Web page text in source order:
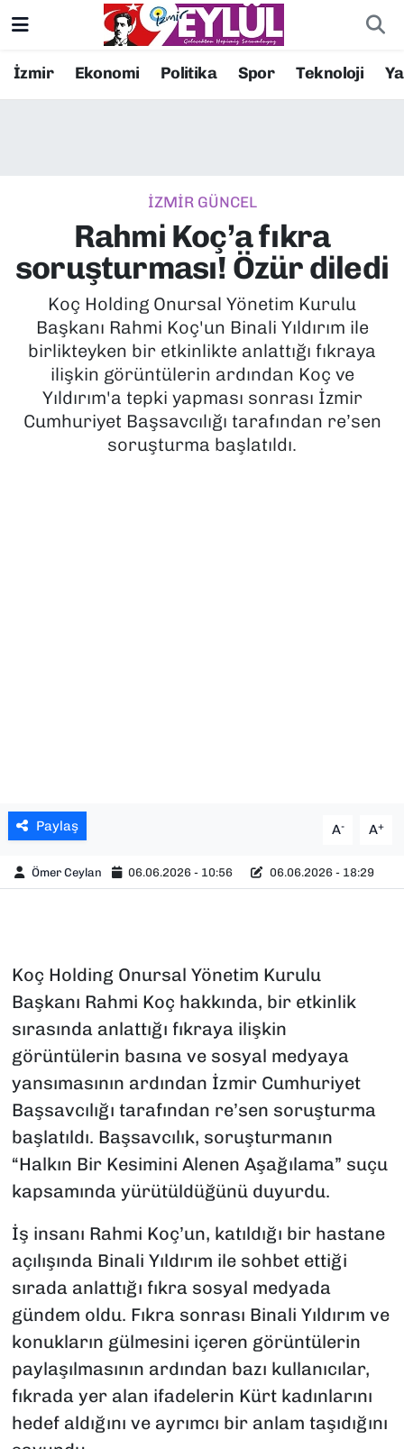
İzmir Ekonomi Politika Spor Teknoloji
İZMİR GÜNCEL
Rahmi Koç’a fıkra
soruşturması! Özür diledi
Koç Holding Onursal Yönetim Kurulu
Başkanı Rahmi Koç'un Binali Yıldırım ile
birlikteyken bir etkinlikte anlattığı fıkraya
ilişkin görüntülerin ardından Koç ve
Yıldırım'a tepki yapması sonrası İzmir
Cumhuriyet Başsavcılığı tarafından re’sen
soruşturma başlatıldı.
Paylaş A- A+
Ömer Ceylan 06.06.2026 - 10:56 06.06.2026 - 18:29
Koç Holding Onursal Yönetim Kurulu
Başkanı Rahmi Koç hakkında, bir etkinlik
sırasında anlattığı fıkraya ilişkin
görüntülerin basına ve sosyal medyaya
yansımasının ardından İzmir Cumhuriyet
Başsavcılığı tarafından re’sen soruşturma
başlatıldı. Başsavcılık, soruşturmanın
“Halkın Bir Kesimini Alenen Aşağılama” suçu
kapsamında yürütüldüğünü duyurdu.
İş insanı Rahmi Koç’un, katıldığı bir hastane
açılışında Binali Yıldırım ile sohbet ettiği
sırada anlattığı fıkra sosyal medyada
gündem oldu. Fıkra sonrası Binali Yıldırım ve
konukların gülmesini içeren görüntülerin
paylaşılmasının ardından bazı kullanıcılar,
fıkrada yer alan ifadelerin Kürt kadınlarını
hedef aldığını ve ayrımcı bir anlam taşıdığını
Resmi İlanlar
EKONOMİ
KÜLTÜR SANAT
MAGAZİN
POLİTİKA
SAĞLIK
Konak Nöbetçi Eczaneler
Süper Lig Puan Durumu ve Fikstür
Tüm Manşetler
Son Dakika Haberleri
Haber Arşivi